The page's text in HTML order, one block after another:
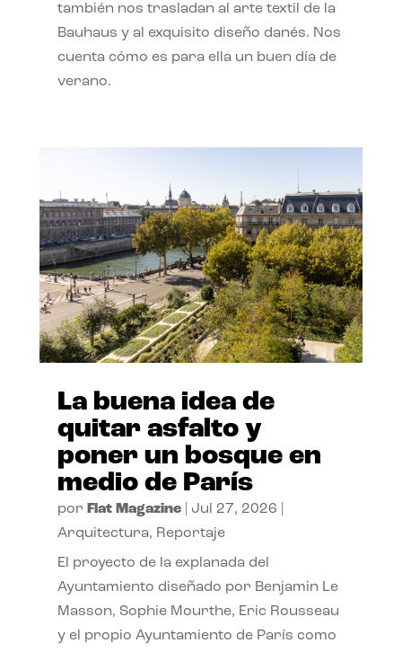
también nos trasladan al arte textil de la
Bauhaus y al exquisito diseño danés. Nos
cuenta cómo es para ella un buen día de
verano.
La buena idea de
quitar asfalto y
poner un bosque en
medio de París
por Flat Magazine| Jul 27, 2026
Arquitectura, Reportaje
El proyecto de la explanada del
Ayuntamiento diseñado por Benjamin Le
Masson, Sophie Mourthe, Eric Rousseau
y el propio Ayuntamiento de París como